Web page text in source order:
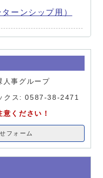
ーンシップ用）
人事グループ
クス: 0587-38-2471
ください！
フォーム